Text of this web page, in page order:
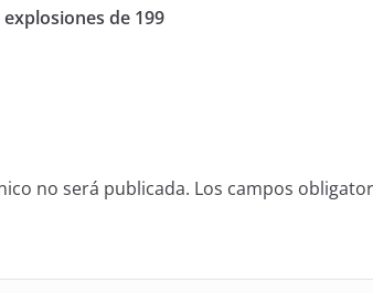
de 199
no será publicada. Los campos